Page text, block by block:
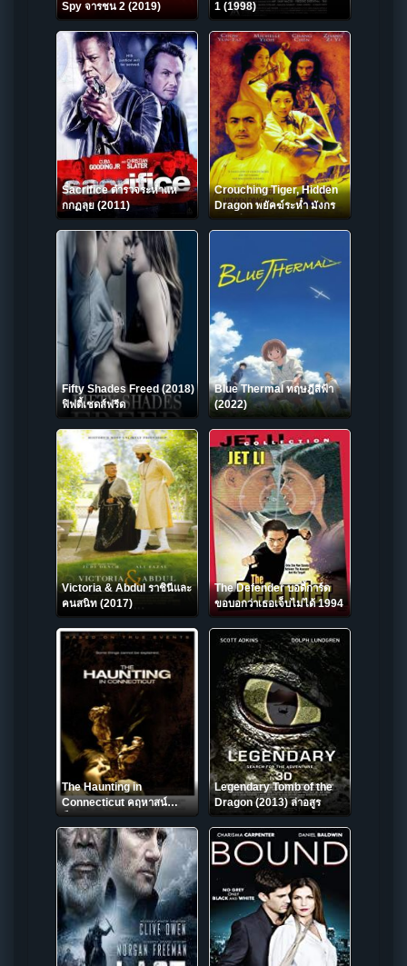
Spy จารชน 2 (2019)
1 (1998)
Sacrifice ตำรวจระห่ำแห
กกฏลุย (2011)
Crouching Tiger, Hidden
Dragon พยัคฆ์ระห่ำ มังกร
ผยองโลก (2000)
Fifty Shades Freed (2018)
ฟิฟตี้เชดส์ฟรีด
Blue Thermal ทฤษฎีสีฟ้า
(2022)
Victoria & Abdul ราชินีและ
คนสนิท (2017)
The Defender บอดี้การ์ด
ขอบอกว่าเธอเจ็บไม่ได้ 1994
The Haunting in
Connecticut คฤหาสน์…
Legendary Tomb of the
Dragon (2013) ล่าอสูร
ตำนานสยอง